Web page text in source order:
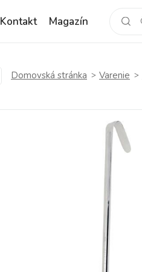
Kontakt Magazín
Domovská stránka Varenie